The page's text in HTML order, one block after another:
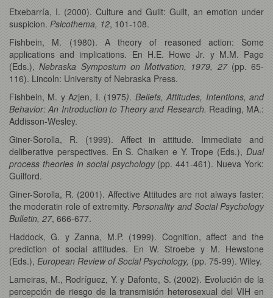
Etxebarría, I. (2000). Culture and Guilt: Guilt, an emotion under
suspicion. Psicothema, 12, 101-108.
Fishbein, M. (1980). A theory of reasoned action: Some
applications and implications. En H.E. Howe Jr. y M.M. Page
(Eds.),Nebraska Symposium on Motivation, 1979, 27 (pp. 65-
116). Lincoln: University of Nebraska Press.
Fishbein, M. y Azjen, I. (1975). Beliefs, Attitudes, Intentions, and
Behavior: An Introduction to Theory and Research. Reading, MA.:
Addisson-Wesley.
Giner-Sorolla, R. (1999). Affect in attitude. Immediate and
deliberative perspectives. En S. Chaiken e Y. Trope (Eds.), Dual
process theories in social psychology(pp. 441-461). Nueva York:
Guilford.
Giner-Sorolla, R. (2001). Affective Attitudes are not always faster:
the moderatin role of extremity. Personality and Social Psychology
Bulletin, 27, 666-677.
Haddock, G. y Zanna, M.P. (1999). Cognition, affect and the
prediction of social attitudes. En W. Stroebe y M. Hewstone
(Eds.), European Review of Social Psychology, (pp. 75-99). Wiley.
Lameiras, M., Rodríguez, Y. y Dafonte, S. (2002). Evolución de la
percepción de riesgo de la transmisión heterosexual del VIH en